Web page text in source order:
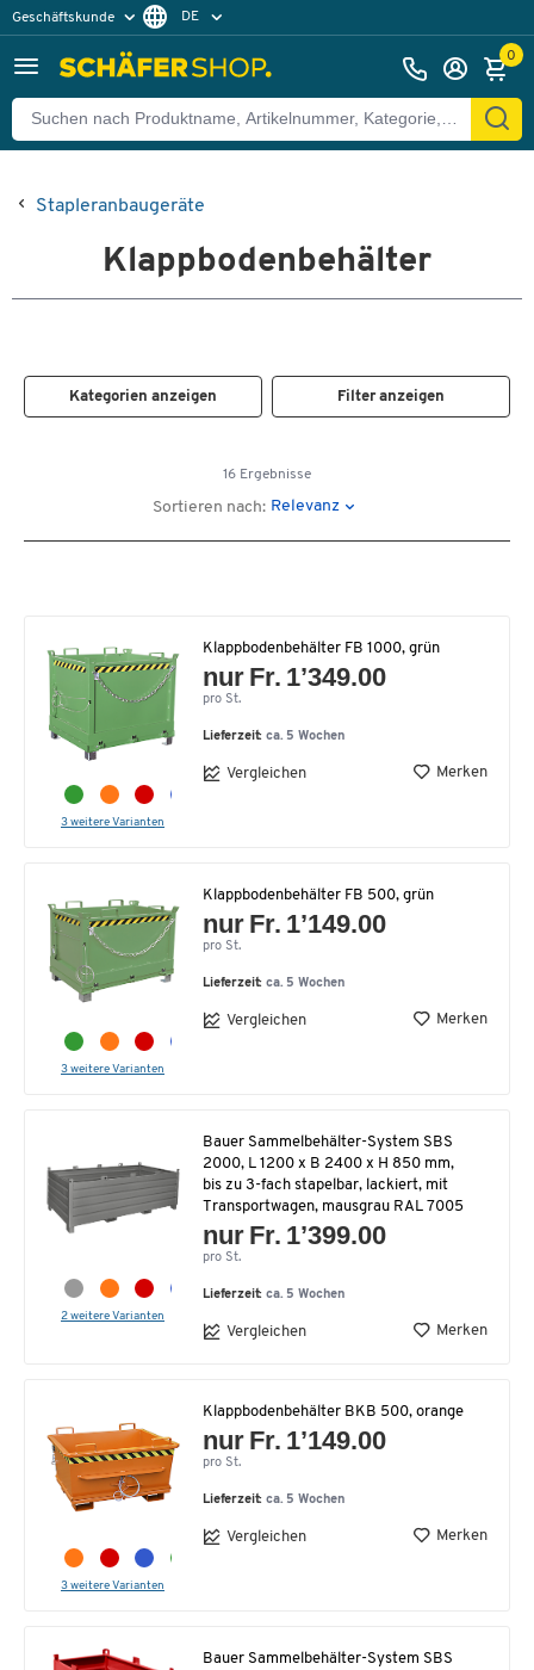
Geschäftskunde DE
0
Stapleranbaugeräte
Klappbodenbehälter
Kategorien anzeigen Filter anzeigen
16 Ergebnisse
Sortieren nach: Relevanz
3 weitere Varianten
Klappbodenbehälter FB 1000, grün
nur Fr. 1’349.00
pro St.
Lieferzeit:ca. 5 Wochen
Vergleichen Merken
3 weitere Varianten
Klappbodenbehälter FB 500, grün
nur Fr. 1’149.00
pro St.
Lieferzeit:ca. 5 Wochen
Vergleichen Merken
2 weitere Varianten
Bauer Sammelbehälter-System SBS
2000, L 1200 x B 2400 x H 850 mm,
bis zu 3-fach stapelbar, lackiert, mit
Transportwagen, mausgrau RAL 7005
nur Fr. 1’399.00
pro St.
Lieferzeit:ca. 5 Wochen
Vergleichen Merken
3 weitere Varianten
Klappbodenbehälter BKB 500, orange
nur Fr. 1’149.00
pro St.
Lieferzeit:ca. 5 Wochen
Vergleichen Merken
Bauer Sammelbehälter-System SBS